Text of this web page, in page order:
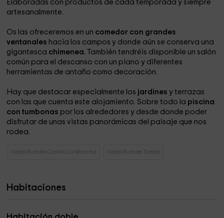
Elaboradas con productos de cada temporada y siempre
artesanalmente.
Os las ofreceremos en un comedor con grandes
ventanales hacia los campos y donde aún se conserva una
gigantesca chimenea. También tendréis disponible un salón
común para el descanso con un piano y diferentes
herramientas de antaño como decoración.
Hay que destacar especialmente los jardinesy terrazas
con las que cuenta este alojamiento. Sobre todo la piscina
con tumbonas por los alrededores y desde donde poder
disfrutar de unas vistas panorámicas del paisaje que nos
rodea.
Casas Rurales Castilla La Mancha Casas Rurales Toledo
Habitaciones